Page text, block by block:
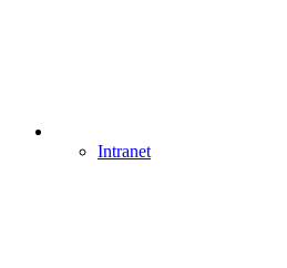
Intranet